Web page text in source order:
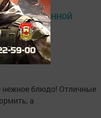
нежное блюдо! Отличные
а